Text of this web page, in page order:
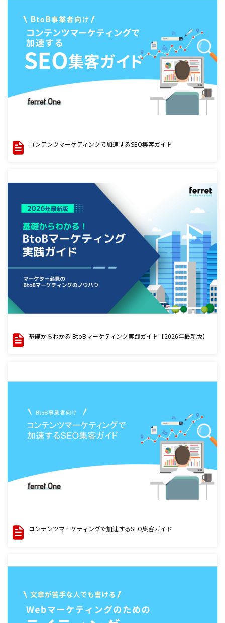
コンテンツマーケティングで加速するSEO集客ガイド
基礎からわかる BtoBマーケティング実践ガイド【2026年最新版】
コンテンツマーケティングで加速するSEO集客ガイド